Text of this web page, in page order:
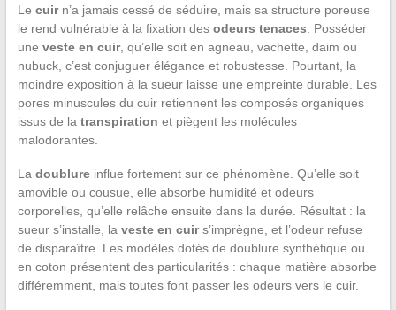
Le cuirn’a jamais cessé de séduire, mais sa structure poreuse
le rend vulnérable à la fixation des odeurs tenaces . Posséder
une veste en cuir, qu’elle soit en agneau, vachette, daim ou
nubuck, c’est conjuguer élégance et robustesse. Pourtant, la
moindre exposition à la sueur laisse une empreinte durable. Les
pores minuscules du cuir retiennent les composés organiques
issus de la transpiration et piègent les molécules
malodorantes.
La doublureinflue fortement sur ce phénomène. Qu’elle soit
amovible ou cousue, elle absorbe humidité et odeurs
corporelles, qu’elle relâche ensuite dans la durée. Résultat : la
sueur s’installe, la veste en cuirs’imprègne, et l’odeur refuse
de disparaître. Les modèles dotés de doublure synthétique ou
en coton présentent des particularités : chaque matière absorbe
différemment, mais toutes font passer les odeurs vers le cuir.